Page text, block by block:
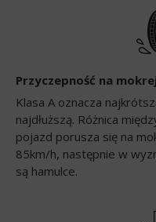
Przyczepność na
Klasa A oznacza
najdłuższą. Różnica
pojazd porusza się na
85km/h, następnie w
są hamulce.